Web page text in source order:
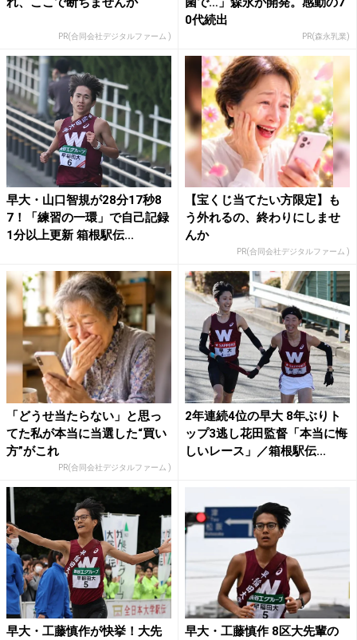
PR(合同会社デジタルファーム )
0代続出
PR(森永乳業)
早大・山口智規が28分17秒8
7！「練習の一環」で自己記録
1分以上更新 箱根駅伝...
【宝くじ当てたい方限定】も
う外れるの、終わりにしませ
んか
PR(合同会社デジタルファーム )
「どうせ当たらない」と思っ
てた私が本当に当選した“買い
方”がこれ
PR(合同会社デジタルファーム )
2年連続4位の早大 8年ぶりト
ップ3逃し花田監督「本当に悔
しいレース」／箱根駅伝...
早大・工藤慎作が快挙！大先
早大・工藤慎作 8区大先輩の